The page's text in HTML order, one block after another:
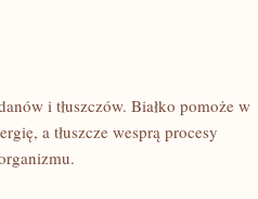
⁣i ⁣tłuszczów. Białko​ pomoże w
a tłuszcze wesprą ⁢procesy